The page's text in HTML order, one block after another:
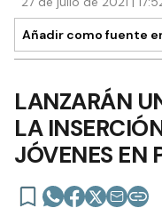
Añadir como fuente
LANZARÁN
LA
JÓVENES EN